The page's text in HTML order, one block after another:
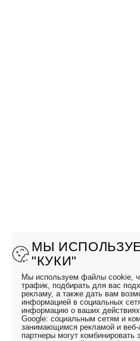
МЫ
"КУКИ"
Мы используем файлы cookie,
трафик, подбирать для вас
рекламу, а также дать вам
информацией в социальных
информацию о ваших
Google: социальным сетям и
занимающимся рекламой и
партнеры могут комбинировать